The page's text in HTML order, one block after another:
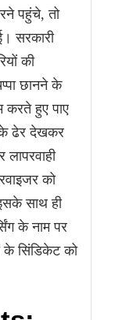
पहुंचे, तो
सरकारी
की
छानने के
करते हुए पाए
के ढेर देखकर
को
साथ ही
के नाम पर
के सिंडिकेट को